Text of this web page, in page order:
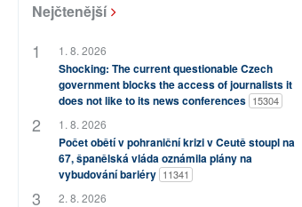
Nejčtenější
1. 8. 2026
Shocking: The current questionable Czech
government blocks the access of journalists it
does not like to its news conferences 15304
1. 8. 2026
Počet obětí v pohraniční krizi v Ceutě stoupl na
67, španělská vláda oznámila plány na
vybudování bariéry 11341
2. 8. 2026